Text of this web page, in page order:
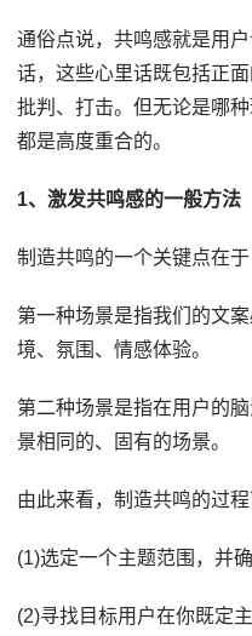
通俗点说，共鸣感就是用
话，这些心里话既包括正
批判、打击。但无论是哪
都是高度重合的。
1、激发共鸣感的一般方法
制造共鸣的一个关键点在
第一种场景是指我们的文
境、氛围、情感体验。
第二种场景是指在用户的
景相同的、固有的场景。
由此来看，制造共鸣的过
(1)选定一个主题范围，并
(2)寻找目标用户在你既定